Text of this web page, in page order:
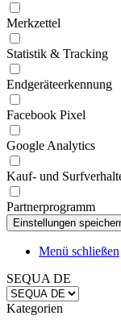
Merkzettel
Statistik & Tracking
Endgeräteerkennung
Facebook Pixel
Google Analytics
Kauf- und
Partnerprogramm
Menü schließen
SEQUA DE
Kategorien